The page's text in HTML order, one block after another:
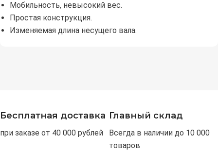
Мобильность, невысокий вес.
Простая конструкция.
Изменяемая длина несущего вала.
Бесплатная доставка
при заказе от 40 000 рублей
Главный склад
Всегда в наличии до 10 000
товаров